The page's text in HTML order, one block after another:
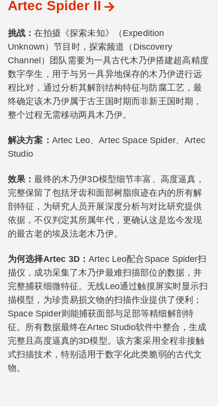
Artec Spider II
挑战：在拍摄《探索未知》（Expedition
Unknown）节目时，探索频道（Discovery
Channel）团队需要为一具古代木乃伊搭建超高精度
数字孪生，用于与另一具异地保存的木乃伊进行远
程比对，通过分析其解剖结构特征与防腐工艺，最
终确定该木乃伊属于古王国时期而非新王国时期，
整个过程无需移动两具木乃伊。
解决方案： Artec Leo、Artec Space Spider、Artec
Studio
效果：最终的木乃伊3D模型细节丰富、高度逼真，
完整保留了包括牙齿和面部树脂痕迹在内的所有解
剖特征，为研究人员开展深度分析与对比研究提供
依据，不仅判定其所属年代，更确认这是迄今发现
的最古老的埃及法老木乃伊。
为何选择Artec 3D： Artec Leo配合Space Spider扫
描仪，成功采集了木乃伊最难扫描部位的数据，并
完整捕获细微特征。无线Leo通过触摸屏实时显示扫
描模型，为珍贵易损文物的扫描作业提供了便利；
Space Spider则能捕获面部与足部等精细解剖特
征。所有数据最终在Artec Studio软件中整合，生成
完整且高度逼真的3D模型。该方案采用全程非接触
式扫描技术，特别适用于数字化此类脆弱的古代文
物。